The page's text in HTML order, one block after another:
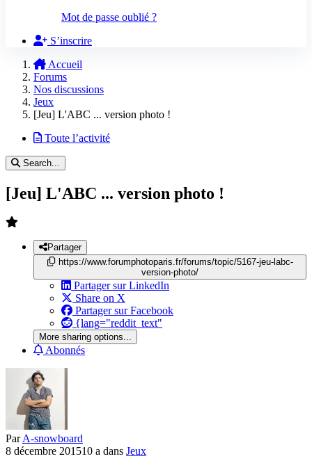
Mot de passe oublié ?
S’inscrire
Accueil
Forums
Nos discussions
Jeux
[Jeu] L'ABC ... version photo !
Toute l’activité
Search...
[Jeu] L'ABC ... version photo !
Partager
https://www.forumphotoparis.fr/forums/topic/5167-jeu-labc-
version-photo/
Partager sur LinkedIn
Share on X
Partager sur Facebook
{lang="reddit_text"
More sharing options...
Abonnés
ParA-snowboard
8 décembre 201510 a dans Jeux